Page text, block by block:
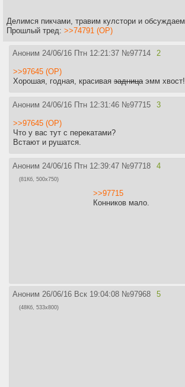
Делимся пикчами, травим кулстори и
Прошлый тред: >>74791 (OP)
Аноним 24/06/16 Птн 12:21:37 №97714 2
>>97645 (OP)
Хорошая, годная, красивая задница эмм хвост!
Аноним 24/06/16 Птн 12:31:46 №97715 3
>>97645 (OP)
Что у вас тут с перекатами?
Встают и рушатся.
Аноним 24/06/16 Птн 12:39:47 №97718 4
(81Кб, 500x750)
>>97715
Конников мало.
Аноним 26/06/16 Вск 19:04:08 №97968 5
(48Кб, 533x800)